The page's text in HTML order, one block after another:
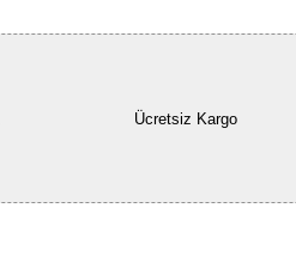
Ücretsiz Kargo